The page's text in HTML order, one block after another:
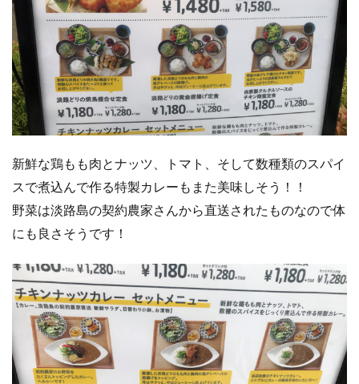
新鮮な鶏もも肉とナッツ、トマト、そして数種類のスパイ
スで煮込んで作る特製カレーもまた美味しそう！！
野菜は淡路島の契約農家さんから直送されたものなので体
にも良さそうです！